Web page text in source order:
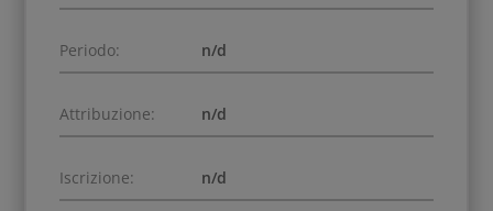
Periodo: n/d
Attribuzione: n/d
Iscrizione: n/d